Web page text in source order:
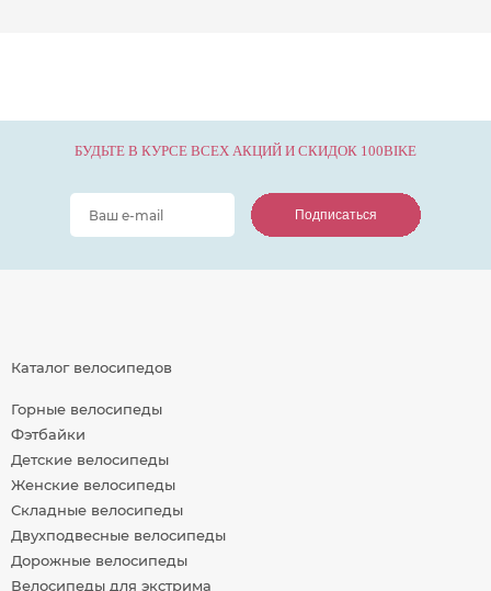
БУДЬТЕ В КУРСЕ ВСЕХ АКЦИЙ И СКИДОК 100BIKE
Подписаться
Подписаться
Подписаться
Каталог велосипедов
Горные велосипеды
Фэтбайки
Детские велосипеды
Женские велосипеды
Складные велосипеды
Двухподвесные велосипеды
Дорожные велосипеды
Велосипеды для экстрима